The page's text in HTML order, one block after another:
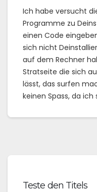
Ich habe versucht
Programme zu
einen Code
sich nicht
auf dem Rechner
Stratseite die sich
lässt, das surfen
keinen Spass, da
Teste den Titels